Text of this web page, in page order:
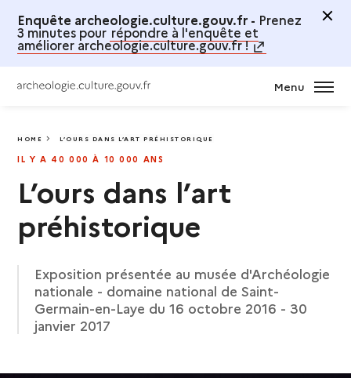
Enquête archeologie.culture.gouv.fr - Prenez
3 minutes pour répondre à l'enquête et
améliorer archeologie.culture.gouv.fr !
Menu
IL Y A 40 000 À 10 000 ANS
L’ours dans l’art
préhistorique
Exposition présentée au musée d'Archéologie
nationale - domaine national de Saint-
Germain-en-Laye du 16 octobre 2016 - 30
janvier 2017
HOME
L’OURS DANS L’ART PRÉHISTORIQUE